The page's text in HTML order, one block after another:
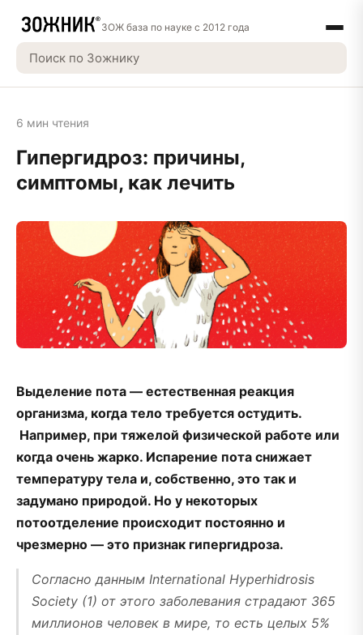
ЗОЖ база по науке с 2012 года
6 мин чтения
Гипергидроз: причины,
симптомы, как лечить
Выделение пота — естественная реакция
организма, когда тело требуется остудить.
Например, при тяжелой физической работе или
когда очень жарко. Испарение пота снижает
температуру тела и, собственно, это так и
задумано природой. Но у некоторых
потоотделение происходит постоянно и
чрезмерно — это признак гипергидроза.
Согласно данным International Hyperhidrosis
Society (1) от этого заболевания страдают 365
миллионов человек в мире, то есть целых 5%